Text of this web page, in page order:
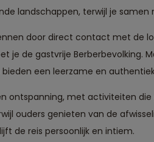
landschappen, terwijl je
door direct contact met de
je de gastvrije
een leerzame en
ontspanning, met activiteiten die
ouders genieten van de
de reis persoonlijk en intiem.